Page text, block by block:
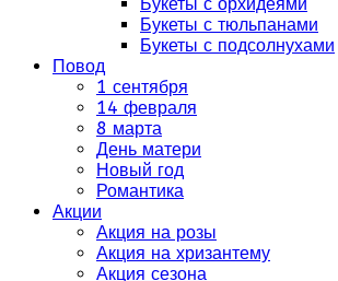
Букеты с тюльпанами
Букеты с подсолнухами
Повод
1 сентября
14 февраля
8 марта
День матери
Новый год
Романтика
Акции
Акция на розы
Акция на хризантему
Акция сезона